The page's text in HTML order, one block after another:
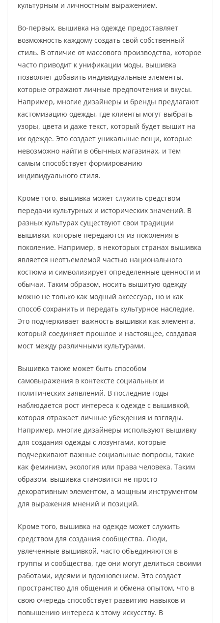
культурным и личностным выражением.
Во-первых, вышивка на одежде предоставляет
возможность каждому создать свой собственный
стиль. В отличие от массового производства, которое
часто приводит к унификации моды, вышивка
позволяет добавить индивидуальные элементы,
которые отражают личные предпочтения и вкусы.
Например, многие дизайнеры и бренды предлагают
кастомизацию одежды, где клиенты могут выбрать
узоры, цвета и даже текст, который будет вышит на
их одежде. Это создает уникальные вещи, которые
невозможно найти в обычных магазинах, и тем
самым способствует формированию
индивидуального стиля.
Кроме того, вышивка может служить средством
передачи культурных и исторических значений. В
разных культурах существуют свои традиции
вышивки, которые передаются из поколения в
поколение. Например, в некоторых странах вышивка
является неотъемлемой частью национального
костюма и символизирует определенные ценности и
обычаи. Таким образом, носить вышитую одежду
можно не только как модный аксессуар, но и как
способ сохранить и передать культурное наследие.
Это подчеркивает важность вышивки как элемента,
который соединяет прошлое и настоящее, создавая
мост между различными культурами.
Вышивка также может быть способом
самовыражения в контексте социальных и
политических заявлений. В последние годы
наблюдается рост интереса к одежде с вышивкой,
которая отражает личные убеждения и взгляды.
Например, многие дизайнеры используют вышивку
для создания одежды с лозунгами, которые
подчеркивают важные социальные вопросы, такие
как феминизм, экология или права человека. Таким
образом, вышивка становится не просто
декоративным элементом, а мощным инструментом
для выражения мнений и позиций.
Кроме того, вышивка на одежде может служить
средством для создания сообщества. Люди,
увлеченные вышивкой, часто объединяются в
группы и сообщества, где они могут делиться своими
работами, идеями и вдохновением. Это создает
пространство для общения и обмена опытом, что в
свою очередь способствует развитию навыков и
повышению интереса к этому искусству. В